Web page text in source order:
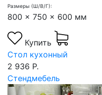
Размеры (Ш/В/Г):
800 x 750 x 600 мм
Купить
Стол кухонный
2 936 Р.
Стендмебель